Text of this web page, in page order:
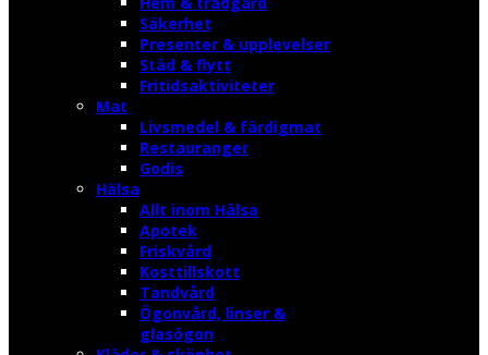
Säkerhet
Presenter & upplevelser
Städ & flytt
Fritidsaktiviteter
Mat
Livsmedel & färdigmat
Restauranger
Godis
Hälsa
Allt inom Hälsa
Apotek
Friskvård
Kosttillskott
Tandvård
Ögonvård, linser &
glasögon